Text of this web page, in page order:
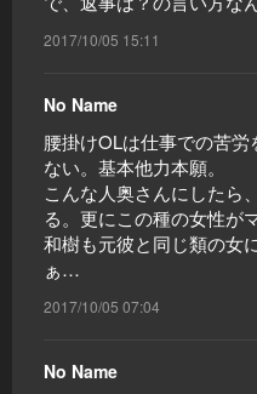
2017/10/05 15:11
No Name
腰掛けOLは仕事での苦
ない。基本他力本願。
こんな人奥さんにしたら
る。更にこの種の女性
和樹も元彼と同じ類の女
ぁ…
2017/10/05 07:04
No Name